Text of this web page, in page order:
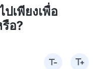
ปเพียงเพื่อ
อ?